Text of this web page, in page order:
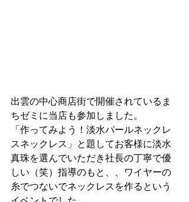
出雲の中心商店街で開催されているま
ちゼミに当店も参加しました。
「作ってみよう！淡水パールネックレ
スネックレス」と題してお客様に淡水
真珠を選んでいただき社長の丁寧で優
しい（笑）指導のもと、、ワイヤーの
糸でつないでネックレスを作るという